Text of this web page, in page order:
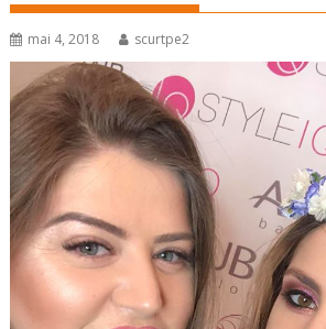
mai 4, 2018 scurtpe2